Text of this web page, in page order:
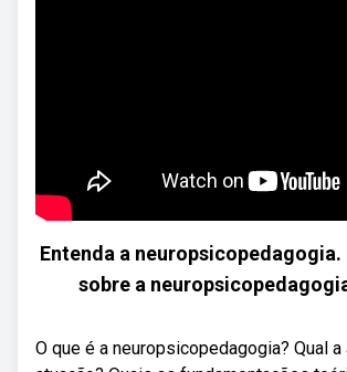
Entenda a neuropsicopedagogia.
sobre a
O que é a neuropsicopedagogia? Qual a